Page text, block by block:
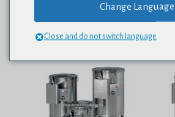
Change Language
Close and do not switch language